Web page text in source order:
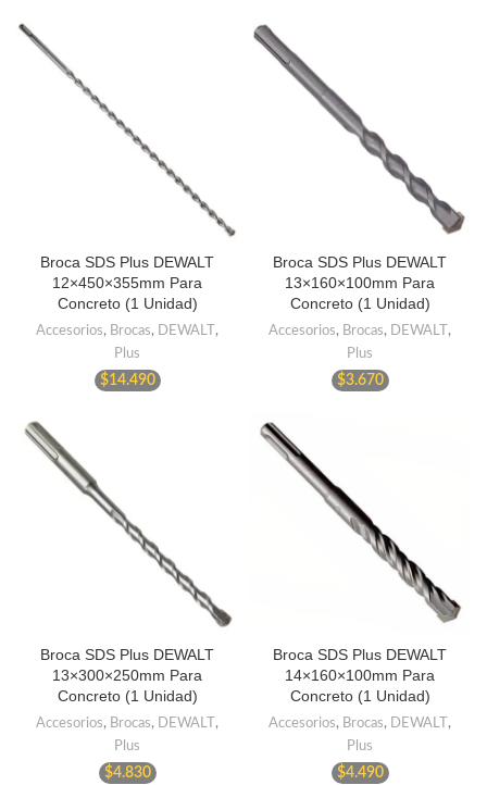
Broca SDS Plus DEWALT
12×450×355mm Para
Concreto (1 Unidad)
Accesorios, Brocas, DEWALT ,
Plus
$14.490
Broca SDS Plus DEWALT
13×160×100mm Para
Concreto (1 Unidad)
Accesorios, Brocas, DEWALT ,
Plus
$3.670
Broca SDS Plus DEWALT
13×300×250mm Para
Concreto (1 Unidad)
Accesorios, Brocas, DEWALT ,
Plus
$4.830
Broca SDS Plus DEWALT
14×160×100mm Para
Concreto (1 Unidad)
Accesorios, Brocas, DEWALT ,
Plus
$4.490